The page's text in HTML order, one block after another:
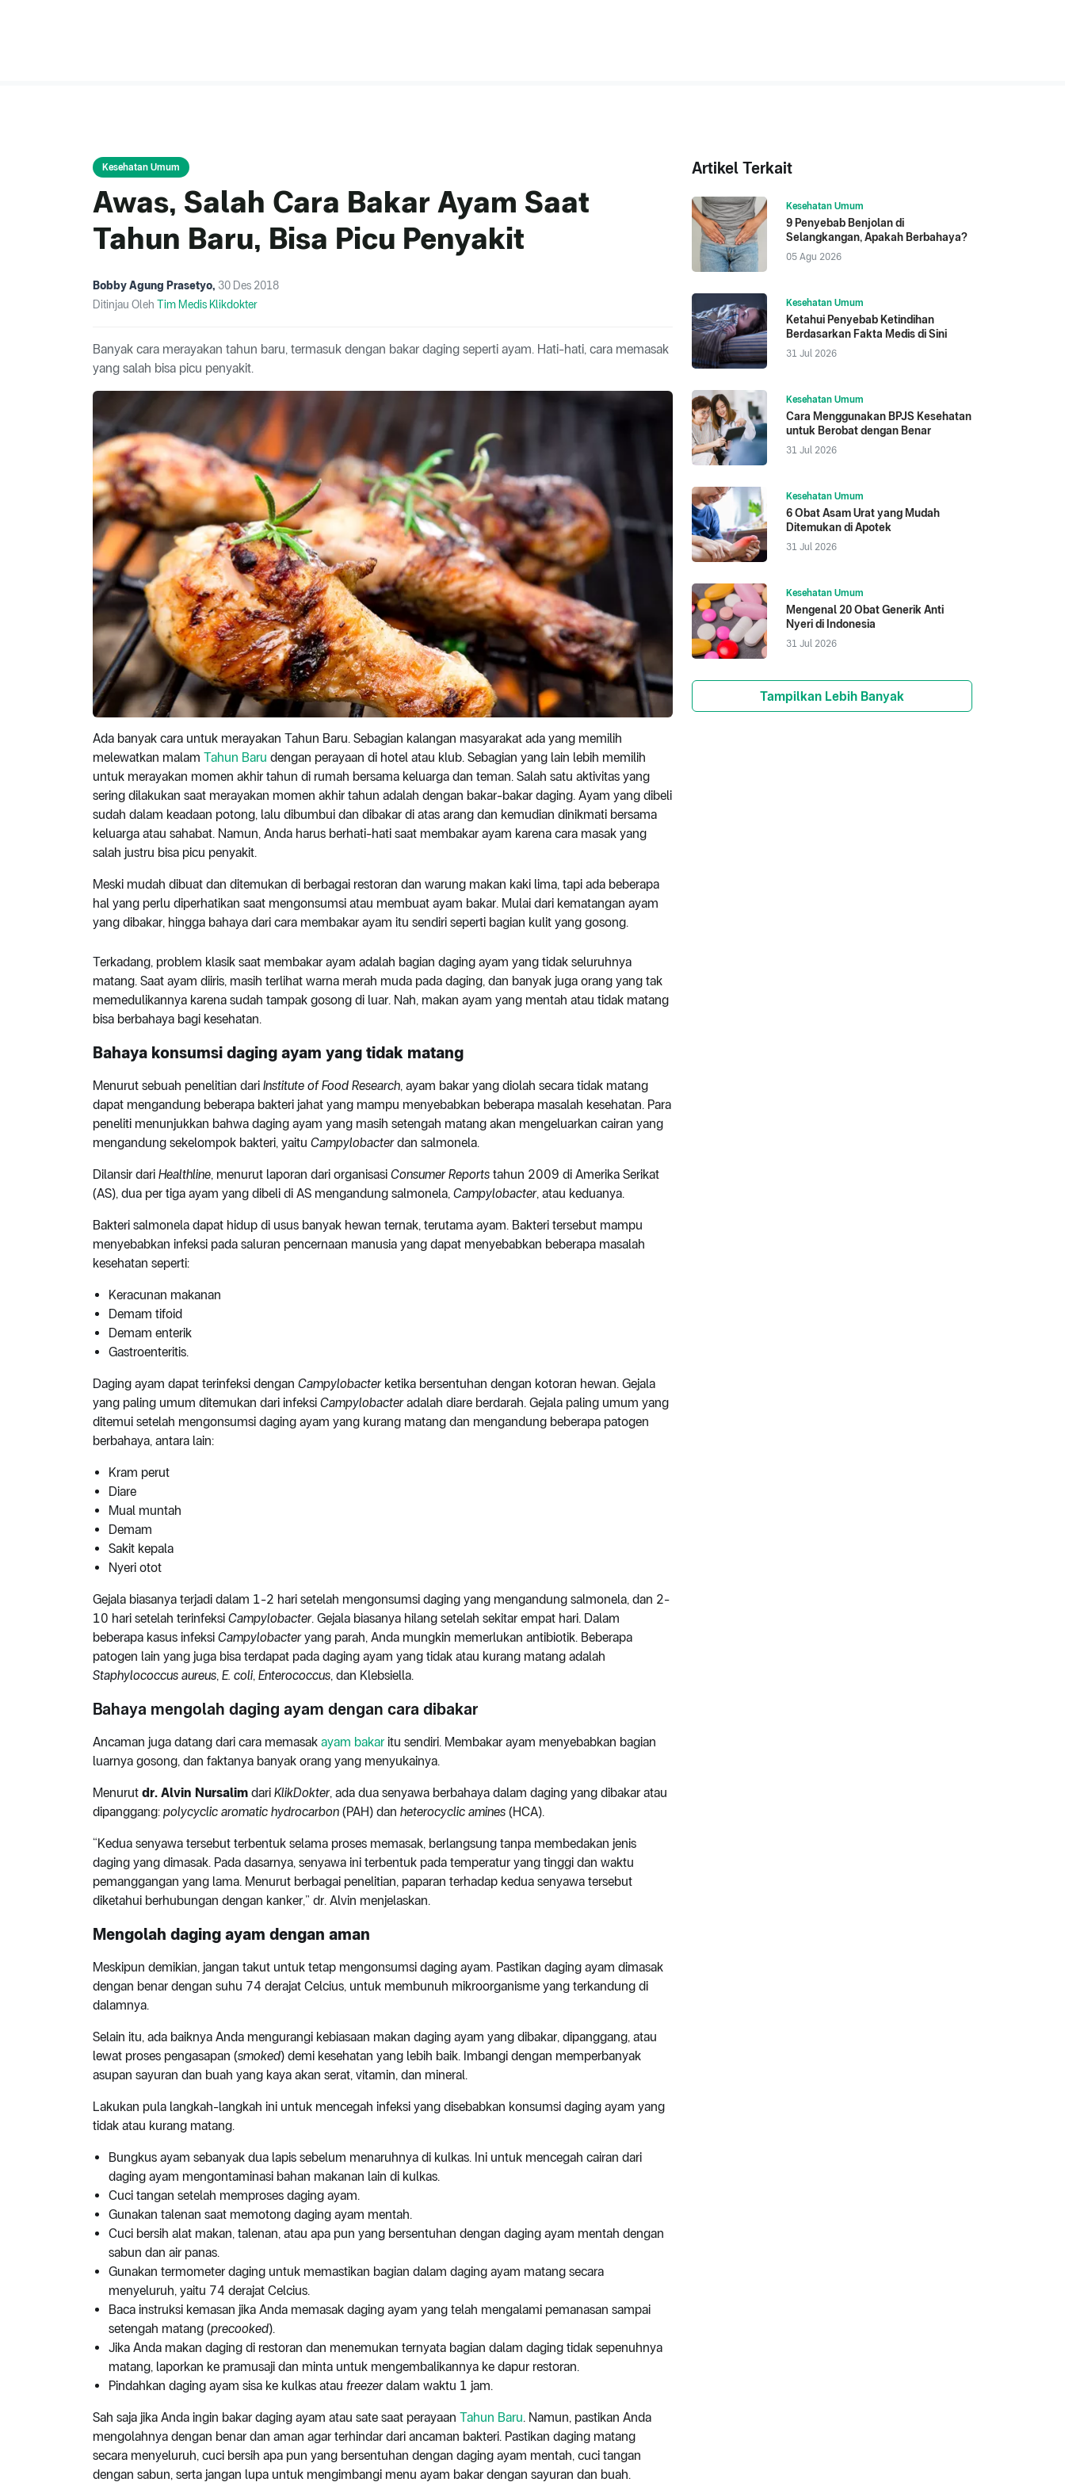
Kesehatan Umum
Awas, Salah Cara Bakar Ayam Saat
Tahun Baru, Bisa Picu Penyakit
Bobby Agung Prasetyo, 30 Des 2018
Ditinjau Oleh Tim Medis Klikdokter
Banyak cara merayakan tahun baru, termasuk dengan bakar daging seperti ayam. Hati-hati, cara memasak
yang salah bisa picu penyakit.
Ada banyak cara untuk merayakan Tahun Baru. Sebagian kalangan masyarakat ada yang memilih
melewatkan malam Tahun Baru dengan perayaan di hotel atau klub. Sebagian yang lain lebih memilih
untuk merayakan momen akhir tahun di rumah bersama keluarga dan teman. Salah satu aktivitas yang
sering dilakukan saat merayakan momen akhir tahun adalah dengan bakar-bakar daging. Ayam yang dibeli
sudah dalam keadaan potong, lalu dibumbui dan dibakar di atas arang dan kemudian dinikmati bersama
keluarga atau sahabat. Namun, Anda harus berhati-hati saat membakar ayam karena cara masak yang
salah justru bisa picu penyakit.
Meski mudah dibuat dan ditemukan di berbagai restoran dan warung makan kaki lima, tapi ada beberapa
hal yang perlu diperhatikan saat mengonsumsi atau membuat ayam bakar. Mulai dari kematangan ayam
yang dibakar, hingga bahaya dari cara membakar ayam itu sendiri seperti bagian kulit yang gosong.
Terkadang, problem klasik saat membakar ayam adalah bagian daging ayam yang tidak seluruhnya
matang. Saat ayam diiris, masih terlihat warna merah muda pada daging, dan banyak juga orang yang tak
memedulikannya karena sudah tampak gosong di luar. Nah, makan ayam yang mentah atau tidak matang
bisa berbahaya bagi kesehatan.
Bahaya konsumsi daging ayam yang tidak matang
Menurut sebuah penelitian dari Institute of Food Research, ayam bakar yang diolah secara tidak matang
dapat mengandung beberapa bakteri jahat yang mampu menyebabkan beberapa masalah kesehatan. Para
peneliti menunjukkan bahwa daging ayam yang masih setengah matang akan mengeluarkan cairan yang
mengandung sekelompok bakteri, yaitu Campylobacterdan salmonela.
Dilansir dari Healthline, menurut laporan dari organisasi Consumer Reports tahun 2009 di Amerika Serikat
(AS), dua per tiga ayam yang dibeli di AS mengandung salmonela, Campylobacter, atau keduanya.
Bakteri salmonela dapat hidup di usus banyak hewan ternak, terutama ayam. Bakteri tersebut mampu
menyebabkan infeksi pada saluran pencernaan manusia yang dapat menyebabkan beberapa masalah
kesehatan seperti:
Keracunan makanan
Demam tifoid
Demam enterik
Gastroenteritis.
Daging ayam dapat terinfeksi dengan Campylobacterketika bersentuhan dengan kotoran hewan. Gejala
yang paling umum ditemukan dari infeksi Campylobacteradalah diare berdarah. Gejala paling umum yang
ditemui setelah mengonsumsi daging ayam yang kurang matang dan mengandung beberapa patogen
berbahaya, antara lain:
Kram perut
Diare
Mual muntah
Demam
Sakit kepala
Nyeri otot
Gejala biasanya terjadi dalam 1-2 hari setelah mengonsumsi daging yang mengandung salmonela, dan 2-
10 hari setelah terinfeksi Campylobacter. Gejala biasanya hilang setelah sekitar empat hari. Dalam
beberapa kasus infeksi Campylobacteryang parah, Anda mungkin memerlukan antibiotik. Beberapa
patogen lain yang juga bisa terdapat pada daging ayam yang tidak atau kurang matang adalah
Staphylococcus aureus, E. coli, Enterococcus, dan Klebsiella.
Bahaya mengolah daging ayam dengan cara dibakar
Ancaman juga datang dari cara memasak ayam bakar itu sendiri. Membakar ayam menyebabkan bagian
luarnya gosong, dan faktanya banyak orang yang menyukainya.
Menurut dr. Alvin Nursalim dari KlikDokter, ada dua senyawa berbahaya dalam daging yang dibakar atau
dipanggang: polycyclic aromatic hydrocarbon (PAH) dan heterocyclic amines (HCA).
“Kedua senyawa tersebut terbentuk selama proses memasak, berlangsung tanpa membedakan jenis
daging yang dimasak. Pada dasarnya, senyawa ini terbentuk pada temperatur yang tinggi dan waktu
pemanggangan yang lama. Menurut berbagai penelitian, paparan terhadap kedua senyawa tersebut
diketahui berhubungan dengan kanker,” dr. Alvin menjelaskan.
Mengolah daging ayam dengan aman
Meskipun demikian, jangan takut untuk tetap mengonsumsi daging ayam. Pastikan daging ayam dimasak
dengan benar dengan suhu 74 derajat Celcius, untuk membunuh mikroorganisme yang terkandung di
dalamnya.
Selain itu, ada baiknya Anda mengurangi kebiasaan makan daging ayam yang dibakar, dipanggang, atau
lewat proses pengasapan (smoked) demi kesehatan yang lebih baik. Imbangi dengan memperbanyak
asupan sayuran dan buah yang kaya akan serat, vitamin, dan mineral.
Lakukan pula langkah-langkah ini untuk mencegah infeksi yang disebabkan konsumsi daging ayam yang
tidak atau kurang matang.
Bungkus ayam sebanyak dua lapis sebelum menaruhnya di kulkas. Ini untuk mencegah cairan dari
daging ayam mengontaminasi bahan makanan lain di kulkas.
Cuci tangan setelah memproses daging ayam.
Gunakan talenan saat memotong daging ayam mentah.
Cuci bersih alat makan, talenan, atau apa pun yang bersentuhan dengan daging ayam mentah dengan
sabun dan air panas.
Gunakan termometer daging untuk memastikan bagian dalam daging ayam matang secara
menyeluruh, yaitu 74 derajat Celcius.
Baca instruksi kemasan jika Anda memasak daging ayam yang telah mengalami pemanasan sampai
setengah matang (precooked).
Jika Anda makan daging di restoran dan menemukan ternyata bagian dalam daging tidak sepenuhnya
matang, laporkan ke pramusaji dan minta untuk mengembalikannya ke dapur restoran.
Pindahkan daging ayam sisa ke kulkas atau freezerdalam waktu 1 jam.
Sah saja jika Anda ingin bakar daging ayam atau sate saat perayaan Tahun Baru. Namun, pastikan Anda
mengolahnya dengan benar dan aman agar terhindar dari ancaman bakteri. Pastikan daging matang
secara menyeluruh, cuci bersih apa pun yang bersentuhan dengan daging ayam mentah, cuci tangan
dengan sabun, serta jangan lupa untuk mengimbangi menu ayam bakar dengan sayuran dan buah.
Artikel Terkait
Kesehatan Umum
9 Penyebab Benjolan di
Selangkangan, Apakah Berbahaya?
05 Agu 2026
Kesehatan Umum
Ketahui Penyebab Ketindihan
Berdasarkan Fakta Medis di Sini
31 Jul 2026
Kesehatan Umum
Cara Menggunakan BPJS Kesehatan
untuk Berobat dengan Benar
31 Jul 2026
Kesehatan Umum
6 Obat Asam Urat yang Mudah
Ditemukan di Apotek
31 Jul 2026
Kesehatan Umum
Mengenal 20 Obat Generik Anti
Nyeri di Indonesia
31 Jul 2026
Tampilkan Lebih Banyak